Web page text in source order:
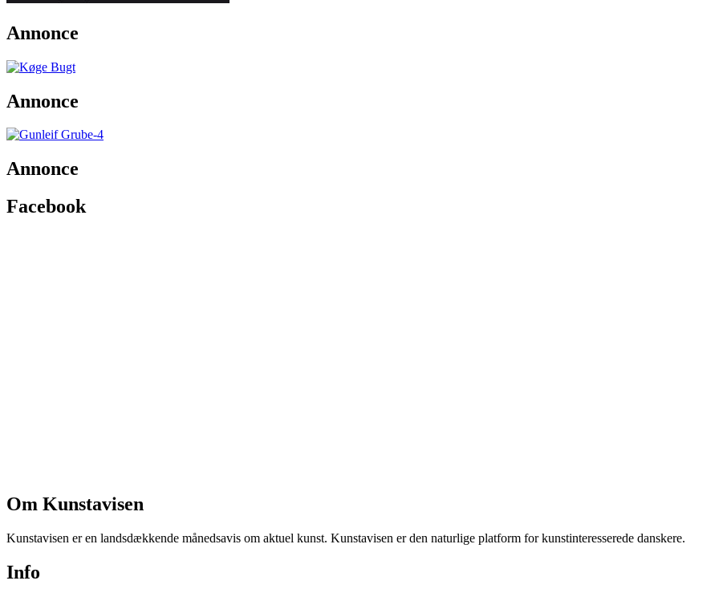
Annonce
Annonce
Annonce
Facebook
Om Kunstavisen
Kunstavisen er en landsdækkende månedsavis om aktuel kunst. Kunstavisen er den naturlige platform for kunstinteresserede danskere.
Info